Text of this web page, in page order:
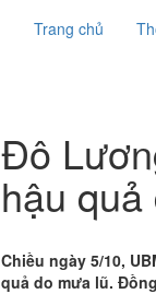
Trang chủ
Đô
hậu
Chiều ngày 5/10,
quả do mưa lũ.